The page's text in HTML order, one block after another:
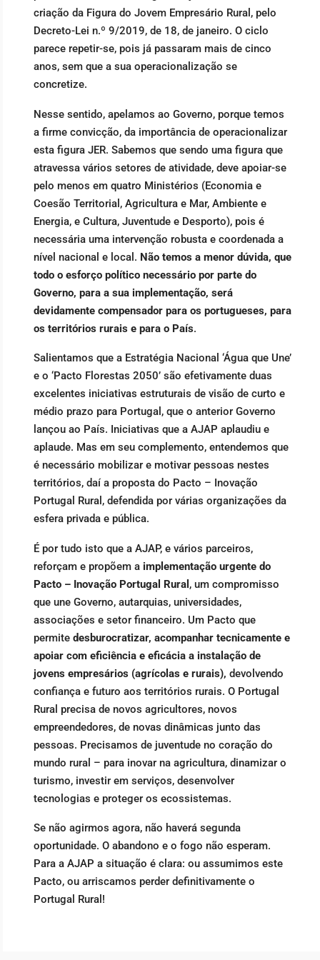
criação da Figura do Jovem Empresário Rural, pelo
Decreto-Lei n.º 9/2019, de 18, de janeiro. O ciclo
parece repetir-se, pois já passaram mais de cinco
anos, sem que a sua operacionalização se
concretize.
Nesse sentido, apelamos ao Governo, porque temos
a firme convicção, da importância de operacionalizar
esta figura JER. Sabemos que sendo uma figura que
atravessa vários setores de atividade, deve apoiar-se
pelo menos em quatro Ministérios (Economia e
Coesão Territorial, Agricultura e Mar, Ambiente e
Energia, e Cultura, Juventude e Desporto), pois é
necessária uma intervenção robusta e coordenada a
nível nacional e local. Não temos a menor dúvida, que
todo o esforço político necessário por parte do
Governo, para a sua implementação, será
devidamente compensador para os portugueses, para
os territórios rurais e para o País.
Salientamos que a Estratégia Nacional ‘Água que Une’
e o ‘Pacto Florestas 2050’ são efetivamente duas
excelentes iniciativas estruturais de visão de curto e
médio prazo para Portugal, que o anterior Governo
lançou ao País. Iniciativas que a AJAP aplaudiu e
aplaude. Mas em seu complemento, entendemos que
é necessário mobilizar e motivar pessoas nestes
territórios, daí a proposta do Pacto – Inovação
Portugal Rural, defendida por várias organizações da
esfera privada e pública.
É por tudo isto que a AJAP, e vários parceiros,
reforçam e propõem a implementação urgente do
Pacto – Inovação Portugal Rural , um compromisso
que une Governo, autarquias, universidades,
associações e setor financeiro. Um Pacto que
permite desburocratizar, acompanhar tecnicamente e
apoiar com eficiência e eficácia a instalação de
jovens empresários (agrícolas e rurais), devolvendo
confiança e futuro aos territórios rurais. O Portugal
Rural precisa de novos agricultores, novos
empreendedores, de novas dinâmicas junto das
pessoas. Precisamos de juventude no coração do
mundo rural – para inovar na agricultura, dinamizar o
turismo, investir em serviços, desenvolver
tecnologias e proteger os ecossistemas.
Se não agirmos agora, não haverá segunda
oportunidade. O abandono e o fogo não esperam.
Para a AJAP a situação é clara: ou assumimos este
Pacto, ou arriscamos perder definitivamente o
Portugal Rural!